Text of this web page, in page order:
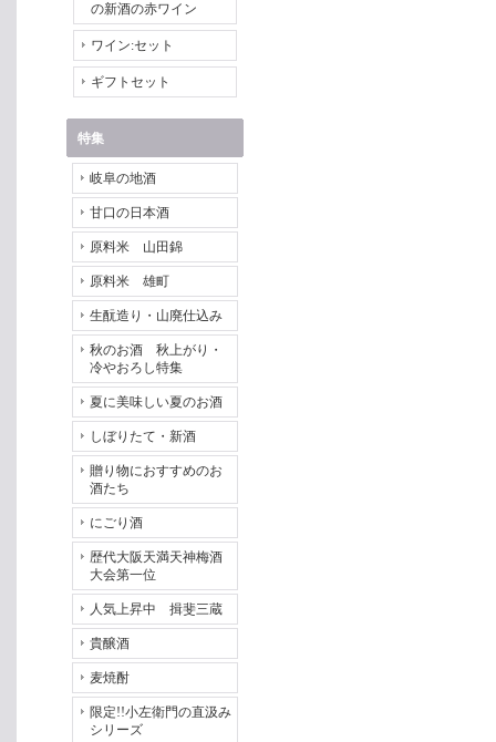
の新酒の赤ワイン
ワイン:セット
ギフトセット
特集
岐阜の地酒
甘口の日本酒
原料米 山田錦
原料米 雄町
生酛造り・山廃仕込み
秋のお酒 秋上がり・
冷やおろし特集
夏に美味しい夏のお酒
しぼりたて・新酒
贈り物におすすめのお
酒たち
にごり酒
歴代大阪天満天神梅酒
大会第一位
人気上昇中 揖斐三蔵
貴醸酒
麦焼酎
限定!!小左衛門の直汲み
シリーズ